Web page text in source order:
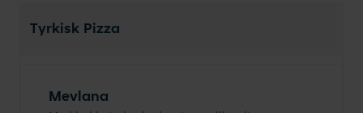
Tyrkisk Pizza
Mevlana